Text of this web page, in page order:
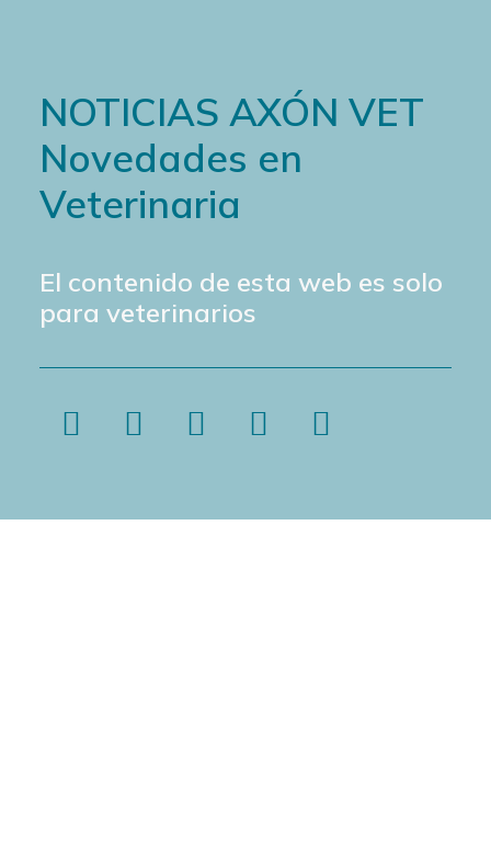
NOTICIAS AXÓN VET
Novedades en
Veterinaria
El contenido de esta web es solo
para veterinarios